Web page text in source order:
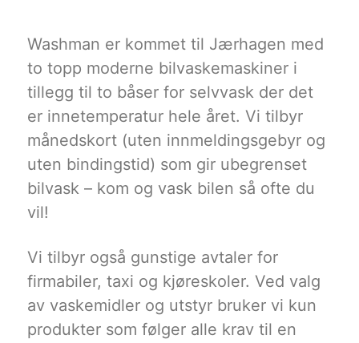
Washman er kommet til Jærhagen med
to topp moderne bilvaskemaskiner i
tillegg til to båser for selvvask der det
er innetemperatur hele året. Vi tilbyr
månedskort (uten innmeldingsgebyr og
uten bindingstid) som gir ubegrenset
bilvask – kom og vask bilen så ofte du
vil!
Vi tilbyr også gunstige avtaler for
firmabiler, taxi og kjøreskoler. Ved valg
av vaskemidler og utstyr bruker vi kun
produkter som følger alle krav til en